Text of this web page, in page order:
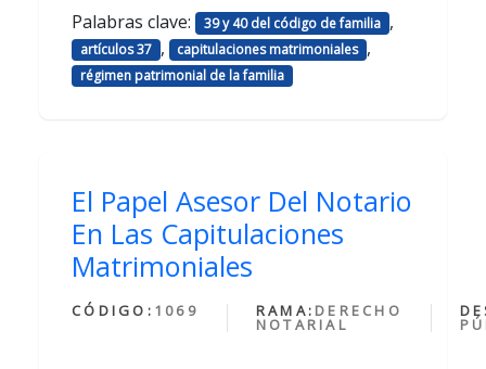
Palabras clave: 39 y 40 del código de familia ,
artículos 37 , capitulaciones matrimoniales ,
régimen patrimonial de la familia
El Papel Asesor Del Notario
En Las Capitulaciones
Matrimoniales
CÓDIGO: 1069 RAMA: DERECHO
NOTARIAL